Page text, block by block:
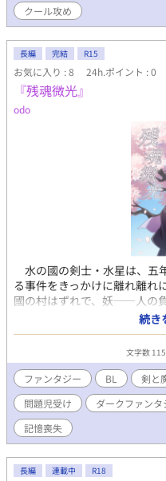
クール攻め
長編 完結 R15
お気に入り : 8 24h.ポイント : 0
『残魂微光』
odo
水の國の剣士・水星は、五
る事件をきっかけに離れ離れ
國の村はずれで、妖――人の
たと聞き、妖払い師でもある
に村はずれの調査を行う。そ
い者たち、そして、水星が
姿が……。焔尽を二度と離さ
故郷である火の國の陰謀に巻
です。 ※クール×問題児
続き
文字数
ファンタジー BL 剣と
問題児受け
ダークファンタ
記憶喪失
長編 連載中 R18